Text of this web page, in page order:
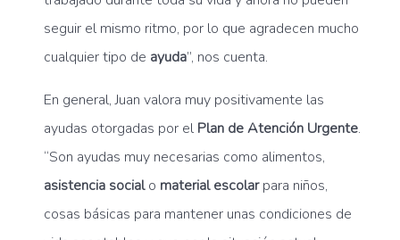
seguir el mismo ritmo, por lo que agradecen mucho
cualquier tipo de ayuda”, nos cuenta.
En general, Juan valora muy positivamente las
ayudas otorgadas por el Plan de Atención Urgente.
“Son ayudas muy necesarias como alimentos,
asistencia socialo material escolarpara niños,
cosas básicas para mantener unas condiciones de